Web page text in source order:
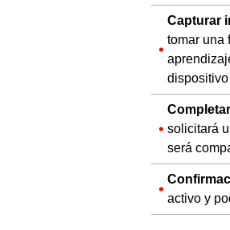
Capturar
tomar una
solicitará
será
activo y